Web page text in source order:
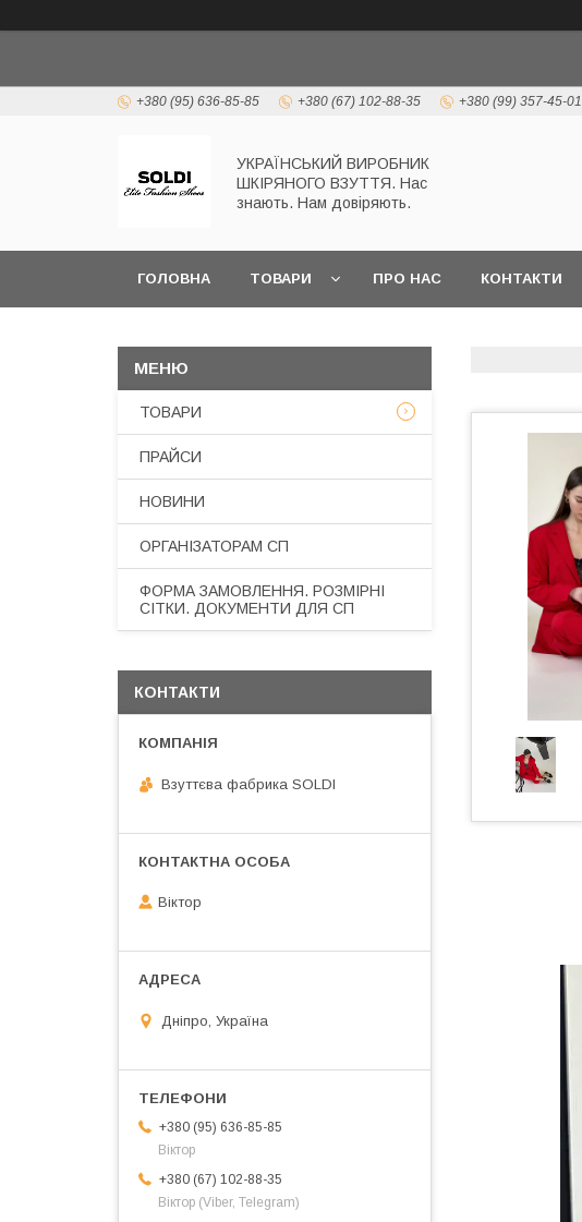
+380 (95) 636-85-85 +380 (67) 102-88-35 +380 (99) 357-45-01
УКРАЇНСЬКИЙ ВИРОБНИК
ШКІРЯНОГО ВЗУТТЯ. Нас
знають. Нам довіряють.
ГОЛОВНА ТОВАРИ ПРО НАС КОНТАКТИ
ТОВАРИ
ПРАЙСИ
НОВИНИ
ОРГАНІЗАТОРАМ СП
ФОРМА ЗАМОВЛЕННЯ. РОЗМІРНІ
СІТКИ. ДОКУМЕНТИ ДЛЯ СП
КОНТАКТИ
Взуттєва фабрика SOLDI
Віктор
Дніпро, Україна
+380 (95) 636-85-85
Віктор
+380 (67) 102-88-35
Віктор (Viber, Telegram)